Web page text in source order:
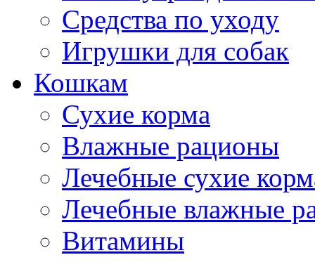
Средства по уходу
Игрушки для собак
Кошкам
Сухие корма
Влажные рационы
Лечебные сухие
Лечебные влажные
Витамины